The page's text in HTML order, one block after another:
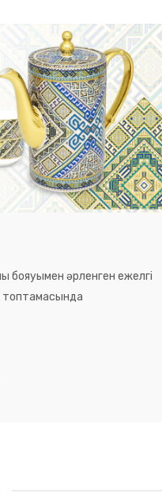
әрленген ежелгі
топтамасында